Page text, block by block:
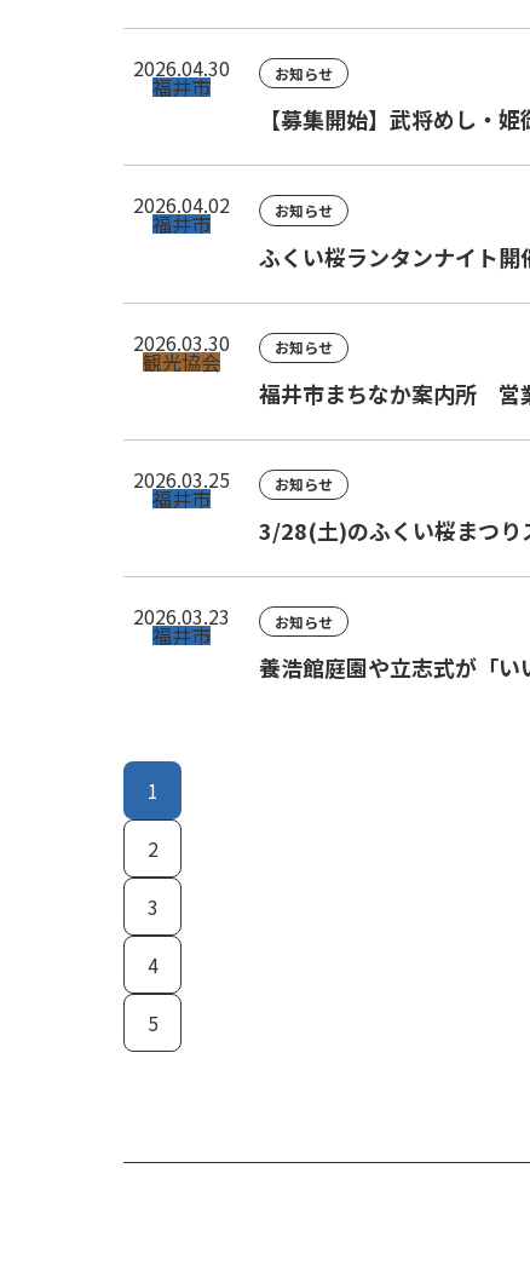
【募集開始】武将めし・姫
2026.04.30
福井市 お知らせ
ふくい桜ランタンナイト開
2026.04.02
福井市 お知らせ
福井市まちなか案内所 営
2026.03.30
観光協会 お知らせ
3/28(土)のふくい桜まつり
2026.03.25
福井市 お知らせ
養浩館庭園や立志式が「い
2026.03.23
福井市 お知らせ
1
2
3
4
5